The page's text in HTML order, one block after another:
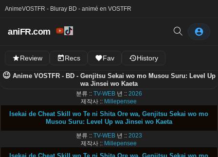
AnimeVOSTFR - Bluray BD - animé en VOSTFR
aniFR.com
Review Recs Fav History
😉 Anime VOSTFR - BD - Genjitsu Sekai wo mo Musou Suru: Level Up
wa Jinsei wo Kaeta
분류 :: TV-WEB년 :: 2026
제작사 :: Millepensee
Isekai de Cheat Skill wo Te ni Shita Ore wa, Genjitsu Sekai wo mo
Musou Suru: Level Up wa Jinsei wo Kaeta
분류 :: TV-WEB년 :: 2023
제작사 :: Millepensee